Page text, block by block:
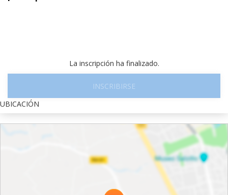
La inscripción ha finalizado.
INSCRIBIRSE
UBICACIÓN